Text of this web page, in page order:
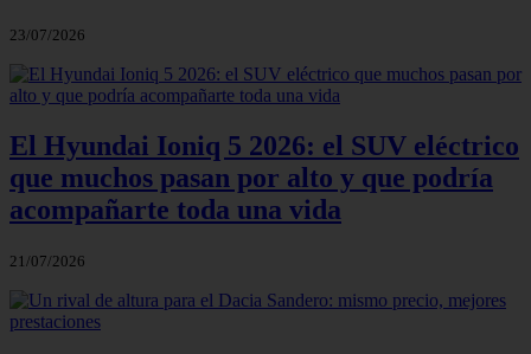
23/07/2026
El Hyundai Ioniq 5 2026: el SUV eléctrico
que muchos pasan por alto y que podría
acompañarte toda una vida
21/07/2026